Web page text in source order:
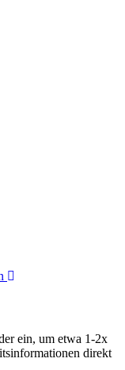
ein, um etwa 1-2x
direkt